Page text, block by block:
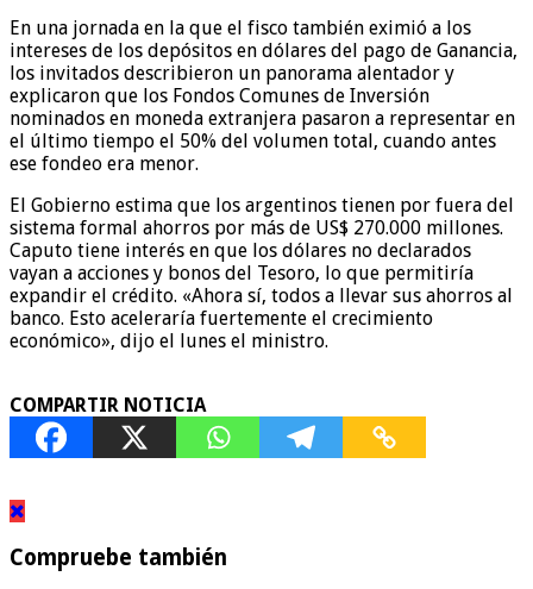
En una jornada en la que el fisco también eximió a los
intereses de los depósitos en dólares del pago de Ganancia,
los invitados describieron un panorama alentador y
explicaron que los Fondos Comunes de Inversión
nominados en moneda extranjera pasaron a representar en
el último tiempo el 50% del volumen total, cuando antes
ese fondeo era menor.
El Gobierno estima que los argentinos tienen por fuera del
sistema formal ahorros por más de US$ 270.000 millones.
Caputo tiene interés en que los dólares no declarados
vayan a acciones y bonos del Tesoro, lo que permitiría
expandir el crédito. «Ahora sí, todos a llevar sus ahorros al
banco. Esto aceleraría fuertemente el crecimiento
económico», dijo el lunes el ministro.
COMPARTIR NOTICIA
Compruebe también